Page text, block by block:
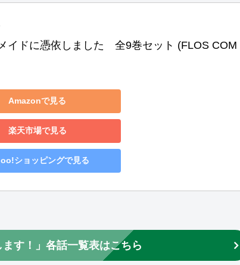
イドに憑依しました　全9巻セット (FLOS COM
Amazonで見る
楽天市場で見る
ショッピングで見る
す！」各話一覧表はこちら